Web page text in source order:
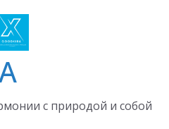
с природой и собой